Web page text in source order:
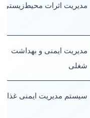
مدیریت اثرات محیط‌زیستی
مدیریت ایمنی و بهداشت
شغلی
سیستم مدیریت ایمنی غذا